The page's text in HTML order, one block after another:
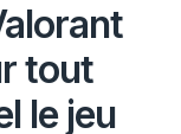
tout
le jeu